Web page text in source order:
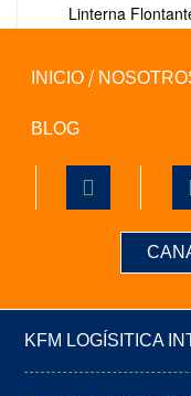
Linterna
Aerodinámica
INICIO
BLOG
KFM LOGÍSITICA